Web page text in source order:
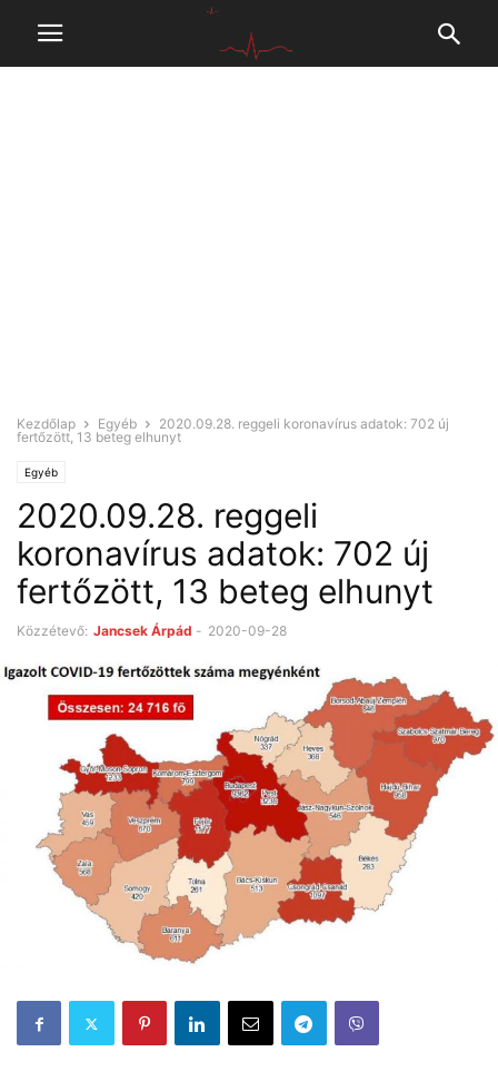
Kezdőlap Egyéb
2020.09.28. reggeli koronavírus adatok: 702 új
fertőzött, 13 beteg elhunyt
Egyéb
2020.09.28. reggeli
koronavírus adatok: 702 új
fertőzött, 13 beteg elhunyt
Közzétevő: Jancsek Árpád - 2020-09-28